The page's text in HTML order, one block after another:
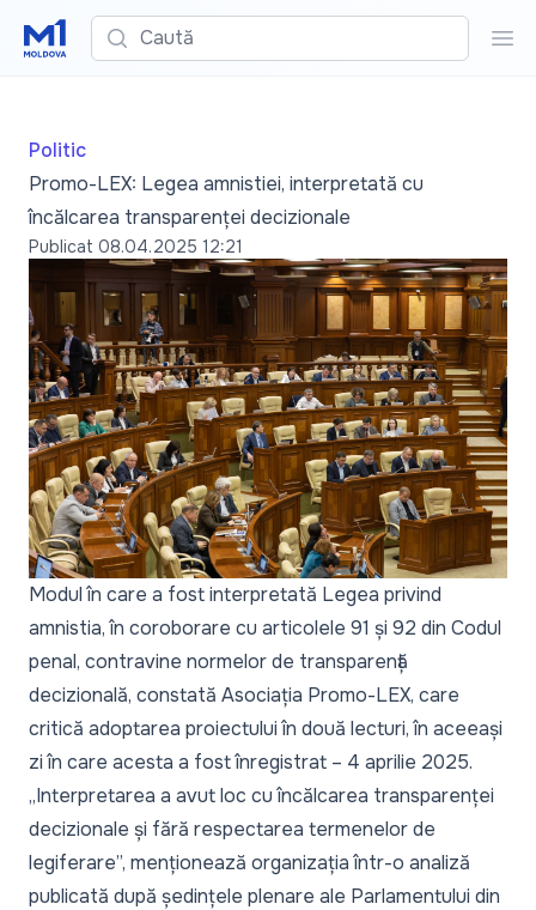
Caută
Politic
Promo-LEX: Legea amnistiei, interpretată cu
încălcarea transparenței decizionale
Publicat 08.04.2025 12:21
Modul în care a fostinterpretată Legea privind
amnistia,în coroborare cu articolele 91 și 92 din Codul
penal, contravine normelor de transparență
decizională, constată Asociația Promo-LEX, care
critică adoptarea proiectului în două lecturi, în aceeași
zi în care acesta a fost înregistrat – 4 aprilie 2025.
„Interpretarea a avut loc cu încălcarea transparenței
decizionale și fără respectarea termenelor de
legiferare”, menționează organizația într-o analiză
publicată după ședințele plenare ale Parlamentului din